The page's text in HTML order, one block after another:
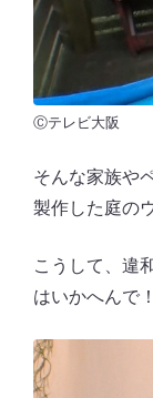
Ⓒテレビ大阪
そんな家族や
製作した庭の
こうして、違
はいかへんで